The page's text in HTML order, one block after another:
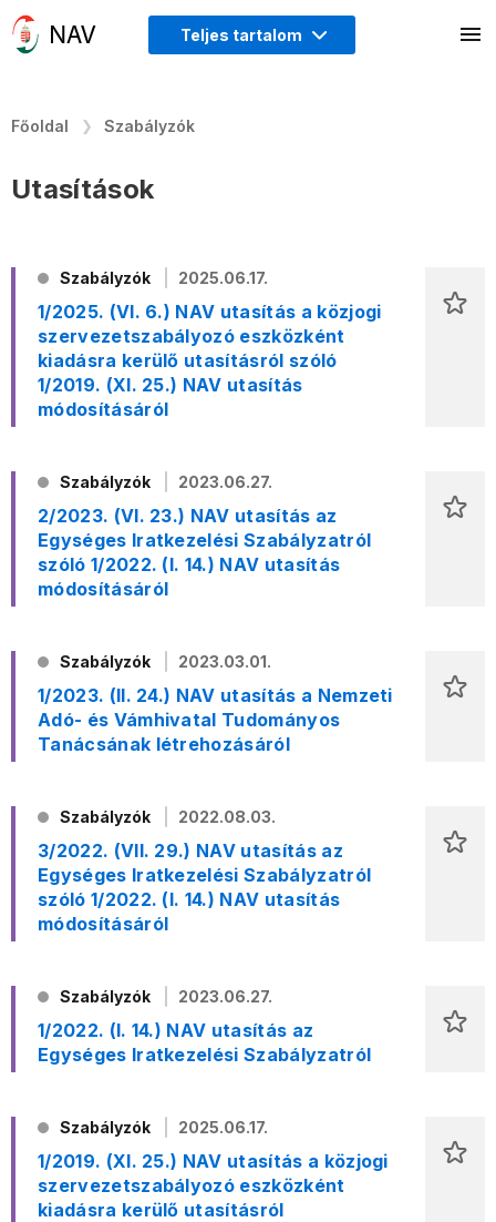
Teljes tartalom
Főoldal Szabályzók
Utasítások
Szabályzók 2025.06.17.
1/2025. (VI. 6.) NAV utasítás a közjogi
szervezetszabályozó eszközként
kiadásra kerülő utasításról szóló
1/2019. (XI. 25.) NAV utasítás
módosításáról
Szabályzók 2023.06.27.
2/2023. (VI. 23.) NAV utasítás az
Egységes Iratkezelési Szabályzatról
szóló 1/2022. (I. 14.) NAV utasítás
módosításáról
Szabályzók 2023.03.01.
1/2023. (II. 24.) NAV utasítás a Nemzeti
Adó- és Vámhivatal Tudományos
Tanácsának létrehozásáról
Szabályzók 2022.08.03.
3/2022. (VII. 29.) NAV utasítás az
Egységes Iratkezelési Szabályzatról
szóló 1/2022. (I. 14.) NAV utasítás
módosításáról
Szabályzók 2023.06.27.
1/2022. (I. 14.) NAV utasítás az
Egységes Iratkezelési Szabályzatról
Szabályzók 2025.06.17.
1/2019. (XI. 25.) NAV utasítás a közjogi
szervezetszabályozó eszközként
kiadásra kerülő utasításról